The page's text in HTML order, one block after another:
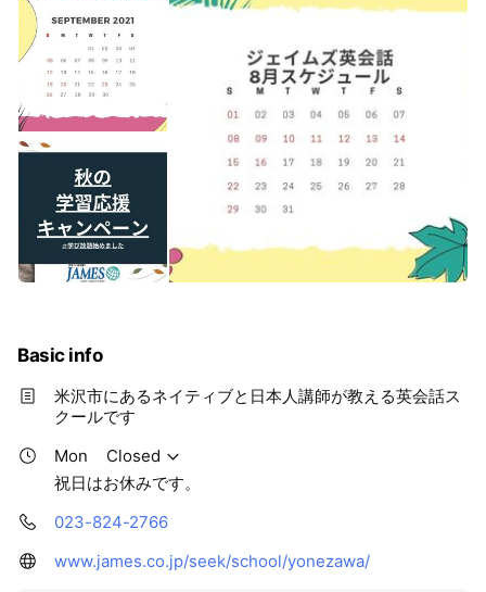
Basic info
米沢市にあるネイティブと日本人講師が教える英会話ス
クールです
Mon
Closed
祝日はお休みです。
023-824-2766
www.james.co.jp/seek/school/yonezawa/